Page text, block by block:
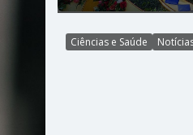
Ciências e Saúde